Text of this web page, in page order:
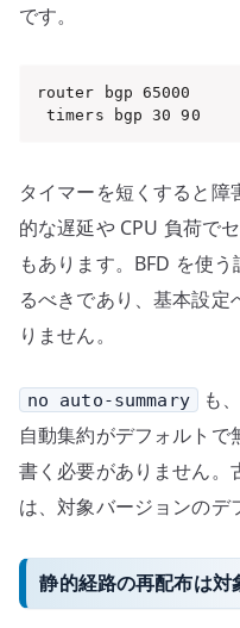
です。
router bgp 65000
timers bgp 30 90
タイマーを短くすると
的な遅延や CPU 負荷で
もあります。BFD を使
るべきであり、基本設
りません。
no auto-summary
も
自動集約がデフォルト
書く必要がありません。
は、対象バージョンのデ
静的経路の再配布は対